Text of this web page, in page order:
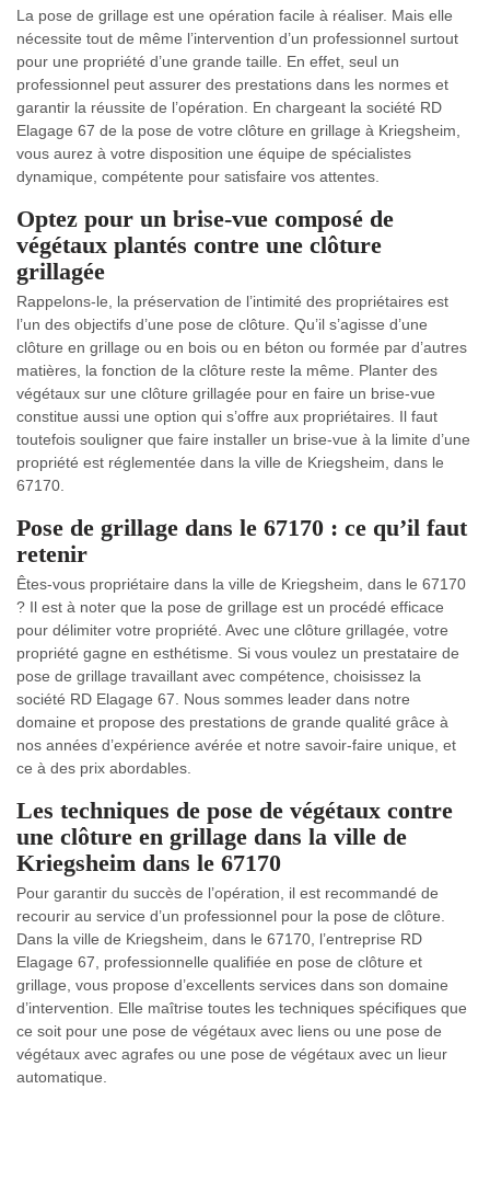
La pose de grillage est une opération facile à réaliser. Mais elle
nécessite tout de même l’intervention d’un professionnel surtout
pour une propriété d’une grande taille. En effet, seul un
professionnel peut assurer des prestations dans les normes et
garantir la réussite de l’opération. En chargeant la société RD
Elagage 67 de la pose de votre clôture en grillage à Kriegsheim,
vous aurez à votre disposition une équipe de spécialistes
dynamique, compétente pour satisfaire vos attentes.
Optez pour un brise-vue composé de
végétaux plantés contre une clôture
grillagée
Rappelons-le, la préservation de l’intimité des propriétaires est
l’un des objectifs d’une pose de clôture. Qu’il s’agisse d’une
clôture en grillage ou en bois ou en béton ou formée par d’autres
matières, la fonction de la clôture reste la même. Planter des
végétaux sur une clôture grillagée pour en faire un brise-vue
constitue aussi une option qui s’offre aux propriétaires. Il faut
toutefois souligner que faire installer un brise-vue à la limite d’une
propriété est réglementée dans la ville de Kriegsheim, dans le
67170.
Pose de grillage dans le 67170 : ce qu’il faut
retenir
Êtes-vous propriétaire dans la ville de Kriegsheim, dans le 67170
? Il est à noter que la pose de grillage est un procédé efficace
pour délimiter votre propriété. Avec une clôture grillagée, votre
propriété gagne en esthétisme. Si vous voulez un prestataire de
pose de grillage travaillant avec compétence, choisissez la
société RD Elagage 67. Nous sommes leader dans notre
domaine et propose des prestations de grande qualité grâce à
nos années d’expérience avérée et notre savoir-faire unique, et
ce à des prix abordables.
Les techniques de pose de végétaux contre
une clôture en grillage dans la ville de
Kriegsheim dans le 67170
Pour garantir du succès de l’opération, il est recommandé de
recourir au service d’un professionnel pour la pose de clôture.
Dans la ville de Kriegsheim, dans le 67170, l’entreprise RD
Elagage 67, professionnelle qualifiée en pose de clôture et
grillage, vous propose d’excellents services dans son domaine
d’intervention. Elle maîtrise toutes les techniques spécifiques que
ce soit pour une pose de végétaux avec liens ou une pose de
végétaux avec agrafes ou une pose de végétaux avec un lieur
automatique.